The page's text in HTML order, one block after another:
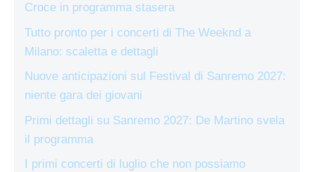
Croce in programma stasera
Tutto pronto per i concerti di The Weeknd a
Milano: scaletta e dettagli
Nuove anticipazioni sul Festival di Sanremo 2027:
niente gara dei giovani
Primi dettagli su Sanremo 2027: De Martino svela
il programma
I primi concerti di luglio che non possiamo